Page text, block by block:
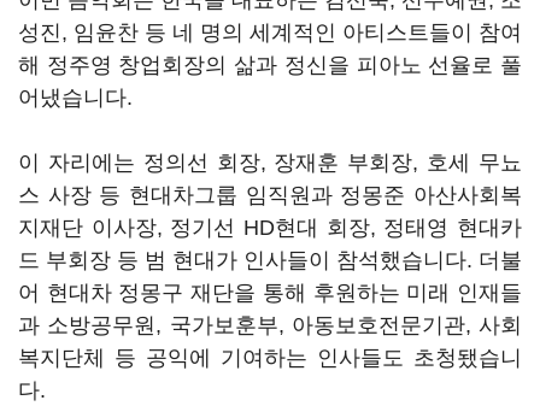
성진, 임윤찬 등 네 명의 세계적인 아티스트들이 참여
해 정주영 창업회장의 삶과 정신을 피아노 선율로 풀
어냈습니다.
이 자리에는 정의선 회장, 장재훈 부회장, 호세 무뇨
스 사장 등 현대차그룹 임직원과 정몽준 아산사회복
지재단 이사장, 정기선 HD현대 회장, 정태영 현대카
드 부회장 등 범 현대가 인사들이 참석했습니다. 더불
어 현대차 정몽구 재단을 통해 후원하는 미래 인재들
과 소방공무원, 국가보훈부, 아동보호전문기관, 사회
복지단체 등 공익에 기여하는 인사들도 초청됐습니
다.